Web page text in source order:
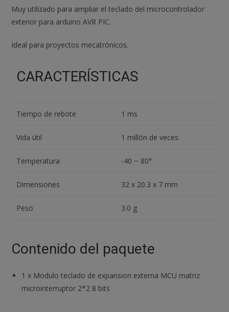
bits
Muy utilizado para ampliar el teclado del microcontrolador
exterior para arduino AVR PIC.
Ideal para proyectos mecatrónicos.
CARACTERÍSTICAS
Tiempo de rebote 1 ms
Vida útil 1 millón de veces
Temperatura -40 ~ 80°
Dimensiones 32 x 20.3 x 7 mm
Peso 3.0 g
Contenido del paquete
1 x Modulo teclado de expansion externa MCU matriz
microinterruptor 2*2 8 bits